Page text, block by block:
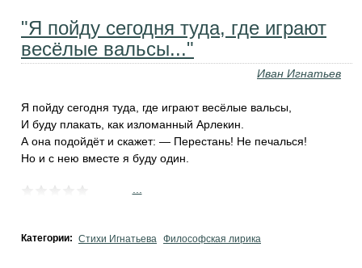
"Я пойду сегодня туда, где играют
весёлые вальсы..."
Иван Игнатьев
Я пойду сегодня туда, где играют весёлые вальсы,
И буду плакать, как изломанный Арлекин.
А она подойдёт и скажет: — Перестань! Не печалься!
Но и с нею вместе я буду один.
Категории: Стихи Игнатьева Философская лирика